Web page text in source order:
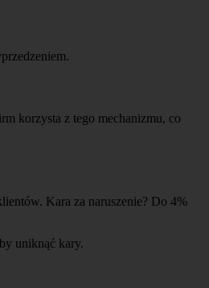
korzysta z tego mechanizmu, co
Kara za naruszenie? Do 4%
uniknąć kary.